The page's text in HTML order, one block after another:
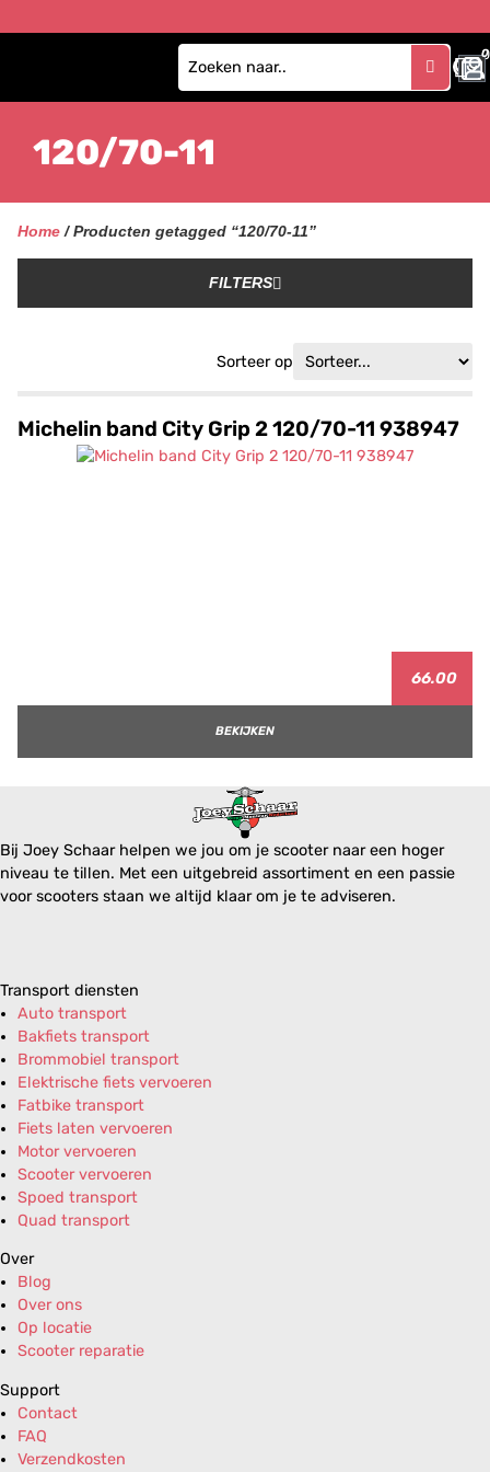
0
0
120/70-11
Home / Producten getagged “120/70-11”
FILTERS
Sorteer op
Michelin band City Grip 2 120/70-11 938947
66.00
BEKIJKEN
Bij Joey Schaar helpen we jou om je scooter naar een hoger
niveau te tillen. Met een uitgebreid assortiment en een passie
voor scooters staan we altijd klaar om je te adviseren.
Transport diensten
Auto transport
Bakfiets transport
Brommobiel transport
Elektrische fiets vervoeren
Fatbike transport
Fiets laten vervoeren
Motor vervoeren
Scooter vervoeren
Spoed transport
Quad transport
Over
Blog
Over ons
Op locatie
Scooter reparatie
Support
Contact
FAQ
Verzendkosten